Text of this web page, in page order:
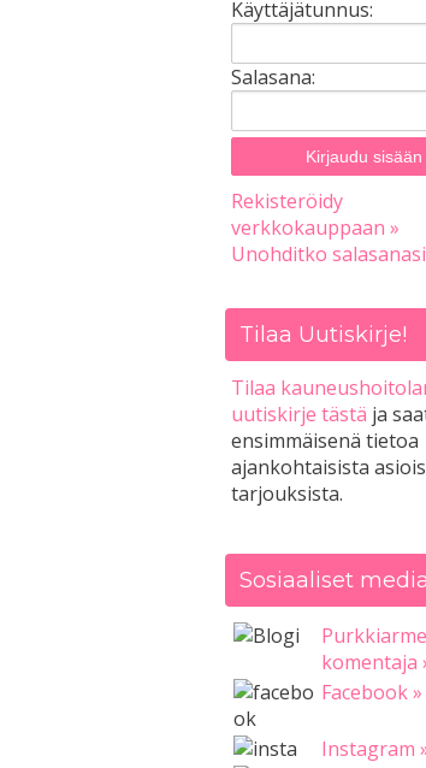
Käyttäjätunnus:
Salasana:
Rekisteröidy
verkkokauppaan »
Unohditko
Tilaa Uutiskirje!
Tilaa
uutiskirje tästä ja
ensimmäisenä tietoa
ajankohtaisista
tarjouksista.
Sosiaaliset
komentaja
Facebook »
Instagram